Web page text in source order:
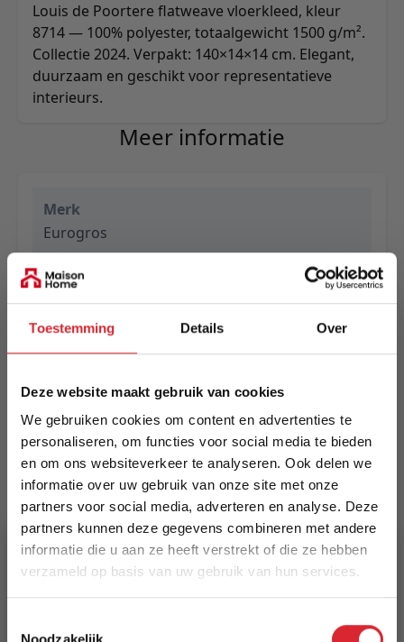
Toestemming Details Over
Deze website maakt gebruik van cookies
We gebruiken cookies om content en advertenties te
personaliseren, om functies voor social media te bieden
en om ons websiteverkeer te analyseren. Ook delen we
informatie over uw gebruik van onze site met onze
partners voor social media, adverteren en analyse. Deze
partners kunnen deze gegevens combineren met andere
informatie die u aan ze heeft verstrekt of die ze hebben
verzameld op basis van uw gebruik van hun services.
Noodzakelijk
Louis de Poortere flatweave vloerkleed, kleur
8714 — 100% polyester, totaalgewicht 1500 g/m².
Collectie 2024. Verpakt: 140×14×14 cm. Elegant,
duurzaam en geschikt voor representatieve
interieurs.
Meer informatie
Merk
Eurogros
EAN
5420073323465
Levertijd
Informeer naar de actuele levertijd
Kleur
8714
Maat
140 x 200 cm